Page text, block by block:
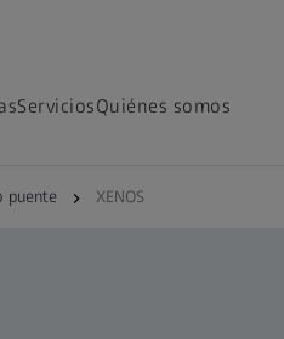
ServiciosQuiénes somos
puente XENOS